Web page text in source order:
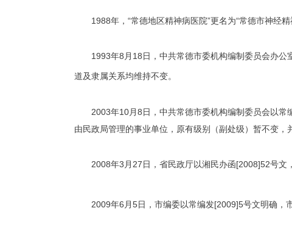
1988年，“常德地区精神病医院”更名为“常德市神经精
1993年8月18日，中共常德市委机构编制委员会办
道及隶属关系均维持不变。
2003年10月8日，中共常德市委机构编制委员会以
由民政局管理的事业单位，原有级别（副处级）暂不变，
2008年3月27日，省民政厅以湘民办函[2008]52号文
2009年6月5日，市编委以常编发[2009]5号文明确，